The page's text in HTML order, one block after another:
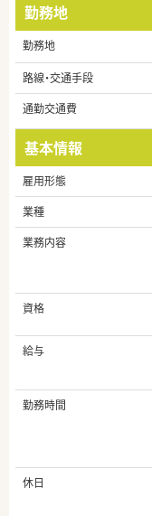
勤務地
勤務地
路線・交通手段
通勤交通費
基本情報
雇用形態
業種
業務内容
資格
給与
勤務時間
休日